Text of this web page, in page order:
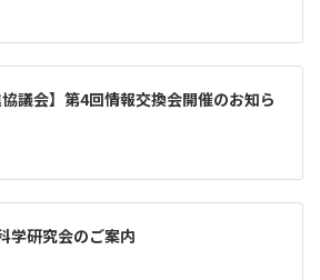
協議会】第4回情報交換会開催のお知ら
学研究会のご案内